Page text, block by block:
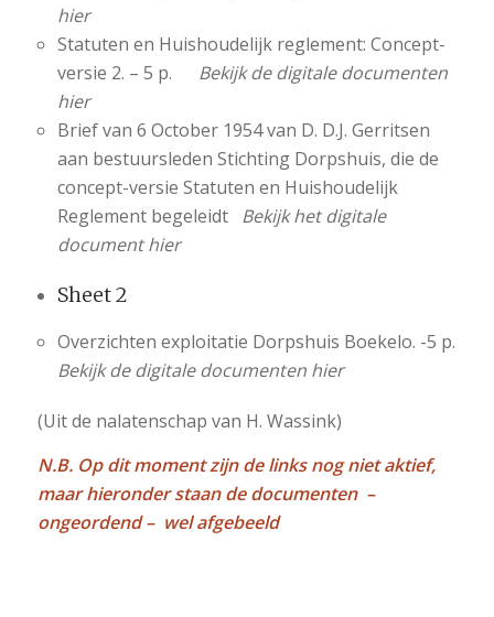
hier
Statuten en Huishoudelijk reglement: Concept-
versie 2. – 5 p. Bekijk de digitale documenten
hier
Brief van 6 October 1954 van D. D.J. Gerritsen
aan bestuursleden Stichting Dorpshuis, die de
concept-versie Statuten en Huishoudelijk
Reglement begeleidt Bekijk het digitale
document hier
Sheet 2
Overzichten exploitatie Dorpshuis Boekelo. -5 p.
Bekijk de digitale documenten hier
(Uit de nalatenschap van H. Wassink)
N.B. Op dit moment zijn de links nog niet aktief,
maar hieronder staan de documenten –
ongeordend – wel afgebeeld